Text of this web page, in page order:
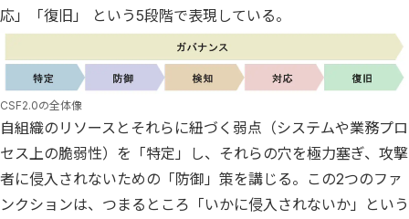
応」「復旧」 という5段階で表現している。
CSF2.0の全体像
自組織のリソースとそれらに紐づく弱点（システムや業務プロ
セス上の脆弱性）を「特定」し、それらの穴を極力塞ぎ、攻撃
者に侵入されないための「防御」策を講じる。この2つのファ
ンクションは、つまるところ「いかに侵入されないか」という